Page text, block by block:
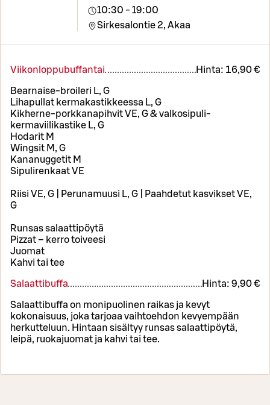
10:30 - 19:00
Sirkesalontie 2, Akaa
Viikonloppubuffantai Hinta: 16,90 €
Bearnaise-broileri L, G
Lihapullat kermakastikkeessa L, G
Kikherne-porkkanapihvit VE, G & valkosipuli-
kermaviilikastike L, G
Hodarit M
Wingsit M, G
Kananuggetit M
Sipulirenkaat VE
Riisi VE, G | Perunamuusi L, G | Paahdetut kasvikset VE,
G
Runsas salaattipöytä
Pizzat – kerro toiveesi
Juomat
Kahvi tai tee
Salaattibuffa Hinta: 9,90 €
Salaattibuffa on monipuolinen raikas ja kevyt
kokonaisuus, joka tarjoaa vaihtoehdon kevyempään
herkutteluun. Hintaan sisältyy runsas salaattipöytä,
leipä, ruokajuomat ja kahvi tai tee.